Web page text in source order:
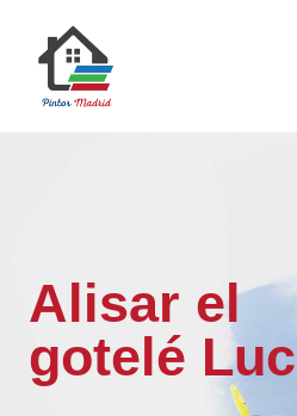
contenido
Alisar el
gotelé